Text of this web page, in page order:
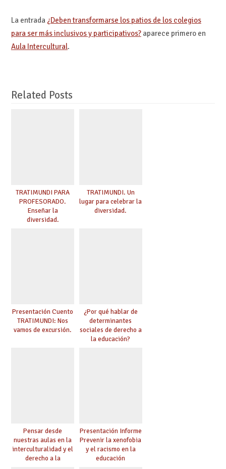
La entrada ¿Deben transformarse los patios de los colegios
para ser más inclusivos y participativos?aparece primero en
Aula Intercultural.
Related Posts
TRATIMUNDI PARA
PROFESORADO.
Enseñar la
diversidad.
TRATIMUNDI. Un
lugar para celebrar la
diversidad.
Presentación Cuento
TRATIMUNDI: Nos
vamos de excursión.
¿Por qué hablar de
determinantes
sociales de derecho a
la educación?
Pensar desde
nuestras aulas en la
interculturalidad y el
derecho a la
Presentación Informe
Prevenir la xenofobia
y el racismo en la
educación